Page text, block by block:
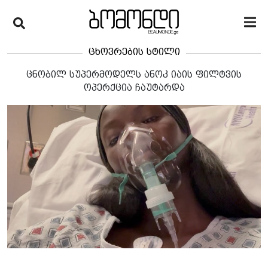
ცხოვრების სტილი
ცნობილ სუპერმოდელს ანოკ იაის ფილტვის
ოპერქცია ჩაუტარდა